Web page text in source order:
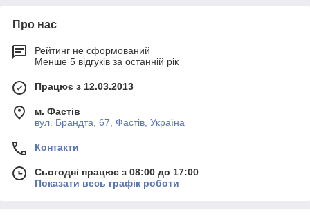
Про нас
Рейтинг не сформований
Менше 5 відгуків за останній рік
Працює з 12.03.2013
м. Фастів
вул. Брандта, 67, Фастів, Україна
Контакти
Сьогодні працює з 08:00 до 17:00
Показати весь графік роботи